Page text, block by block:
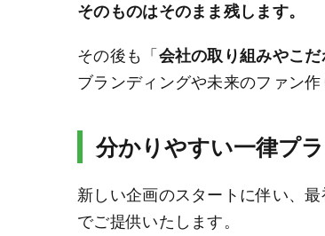
そのものはそのまま残します。
その後も「会社の取り組みやこ
ブランディングや未来のファン作
分かりやすい一律プ
新しい企画のスタートに伴い、
でご提供いたします。